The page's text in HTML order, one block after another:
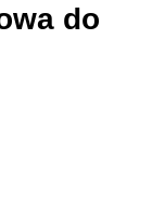
do